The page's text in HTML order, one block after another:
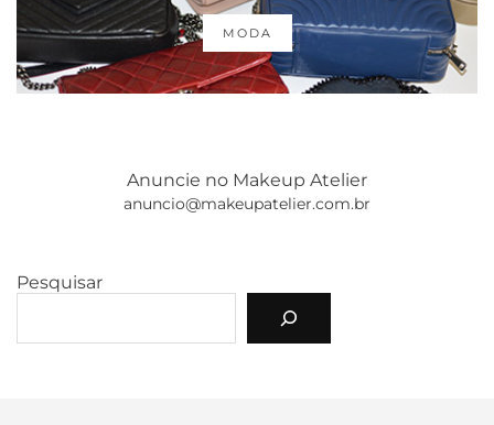
MODA
Anuncie no Makeup Atelier
anuncio@makeupatelier.com.br
Pesquisar